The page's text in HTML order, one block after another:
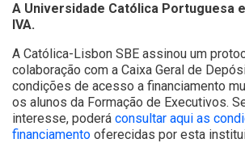
A Universidade Católica Portuguesa
IVA.
A Católica-Lisbon SBE assinou um
colaboração com a Caixa Geral de
condições de acesso a financiamento
os alunos da Formação de Executivos.
interesse, poderá consultar aqui as
financiamento oferecidas por esta